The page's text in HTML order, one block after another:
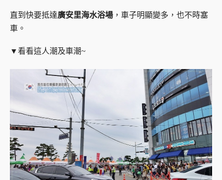
直到快要抵達廣安里海水浴場 ，車子明顯變多，也不時塞
車。
▼看看這人潮及車潮~